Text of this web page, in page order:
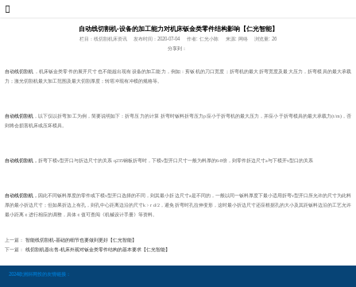
自动线切割机-设备的加工能力对机床钣金类零件结构影响【仁光智能】
栏目：线切割机床资讯 发布时间：2020-07-04 作者: 仁光小陈 来源: 网络
浏览量: 26
分享到：
自动线切割机
，机床钣金类零件的展开尺寸也不能超出现有设备的加工能力，例如：剪钣机的刀口宽度；折弯机的最大折弯宽度及最大压力，折弯模具的最大承载
力；激光切割机最大加工范围及最大切割厚度；转塔冲现有冲模的规格等。
自动线切割机 ，以下仅以折弯加工为例，简要说明如下：折弯压力的计算 折弯时钣料折弯压力p 应小于折弯机的最大压力，并应小于折弯模具的最大承载力(t/m) ，否
则将会损害机床或压坏模具。
自动线切割机 折弯下模v型开口与折边尺寸的关系q235钢板折弯时，下模v型开口尺寸一般为料厚的6-8倍，则零件折边尺寸a与下模开v型口的关系
自动线切割机 因此不同钣料厚度的零件或下模v型开口选择的不同，则其最小折边尺寸a是不同的，一般以同一钣料厚度下最小适用折弯v型开口所允许的尺寸为此料
厚的最小折边尺寸；但如果折边上有孔，则孔中心距离边沿的尺寸k ﹥r d/2 ，避免折弯时孔拉伸变形，这时最小折边尺寸还应根据孔的大小及其距钣料边沿的工艺允许
最小距离ｃ进行相应的调整，具体ｃ值可查阅《机械设计手册》等资料。
上一篇： 智能线切割机-基础的细节也要做到更好【仁光智能】
下一篇： 线切割机器出售-机床外观对钣金类零件结构的基本要求【仁光智能】
2024欧洲杯网投的友情链接：